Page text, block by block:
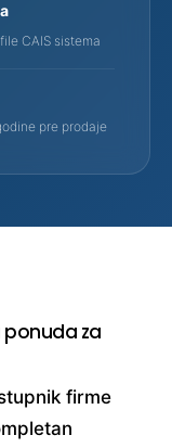
CAIS sistema
pre prodaje
ponuda za
firme